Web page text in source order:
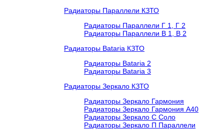
Радиаторы Параллели КЗТО
Радиаторы Параллели Г 1, Г 2
Радиаторы Параллели В 1, В 2
Радиаторы Bataria КЗТО
Радиаторы Bataria 2
Радиаторы Bataria 3
Радиаторы Зеркало КЗТО
Радиаторы Зеркало Гармония
Радиаторы Зеркало Гармония А40
Радиаторы Зеркало С Соло
Радиаторы Зеркало П Параллели